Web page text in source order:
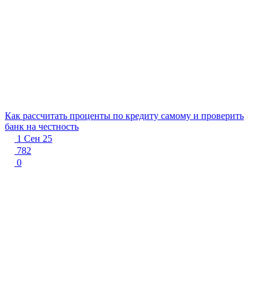
Как рассчитать проценты по кредиту самому и проверить
банк на честность
1 Сен 25
782
0